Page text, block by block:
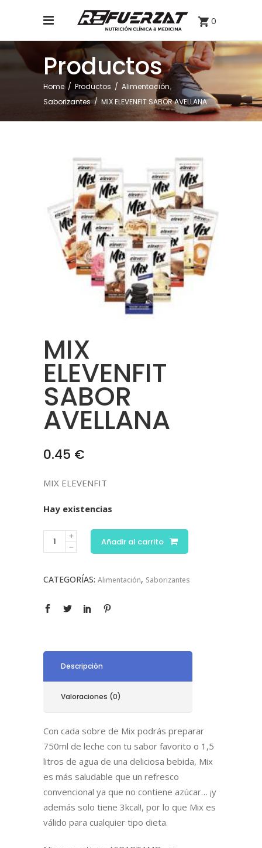
0
Productos
Home / Productos / Alimentación,
Saborizantes/ MIX ELEVENFIT SABOR AVELLANA
MIX
ELEVENFIT
SABOR
AVELLANA
0.45 €
MIX ELEVENFIT
Hay existencias
Añadir al carrito
CATEGORÍAS: Alimentación, Saborizantes
Descripción
Valoraciones (0)
Con cada sobre de Mix podrás preparar
750ml de leche con tu sabor favorito o 1,5
litros de agua de una deliciosa bebida, Mix
es más saludable que un refresco
convencional ya que no contiene azúcar… ¡y
además solo tiene 3kcal!, por lo que Mix es
válido para cualquier tipo dieta.